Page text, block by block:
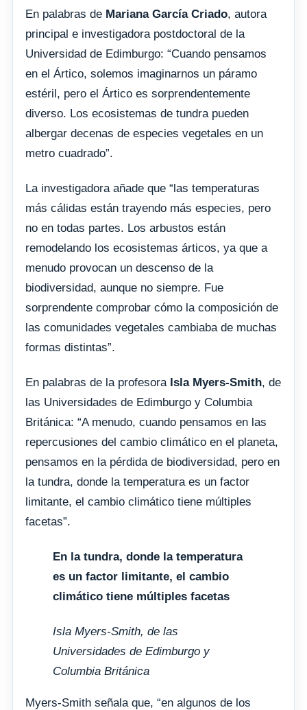
En palabras de Mariana García Criado, autora
principal e investigadora postdoctoral de la
Universidad de Edimburgo: “Cuando pensamos
en el Ártico, solemos imaginarnos un páramo
estéril, pero el Ártico es sorprendentemente
diverso. Los ecosistemas de tundra pueden
albergar decenas de especies vegetales en un
metro cuadrado”.
La investigadora añade que “las temperaturas
más cálidas están trayendo más especies, pero
no en todas partes. Los arbustos están
remodelando los ecosistemas árticos, ya que a
menudo provocan un descenso de la
biodiversidad, aunque no siempre. Fue
sorprendente comprobar cómo la composición de
las comunidades vegetales cambiaba de muchas
formas distintas”.
En palabras de la profesora Isla Myers-Smith, de
las Universidades de Edimburgo y Columbia
Británica: “A menudo, cuando pensamos en las
repercusiones del cambio climático en el planeta,
pensamos en la pérdida de biodiversidad, pero en
la tundra, donde la temperatura es un factor
limitante, el cambio climático tiene múltiples
facetas”.
En la tundra, donde la temperatura
es un factor limitante, el cambio
climático tiene múltiples facetas
Isla Myers-Smith, de las
Universidades de Edimburgo y
Columbia Británica
Myers-Smith señala que, “en algunos de los